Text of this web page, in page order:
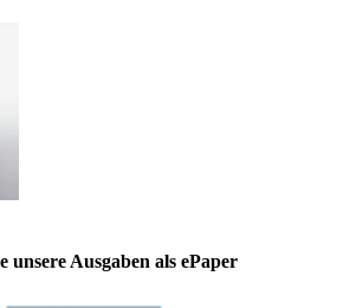
unsere Ausgaben als ePaper